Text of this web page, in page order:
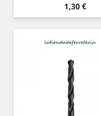
Precio
1,30 €